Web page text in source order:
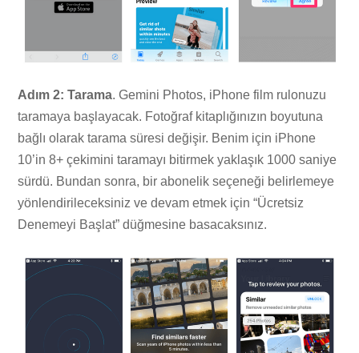
Adım 2: Tarama. Gemini Photos, iPhone film rulonuzu
taramaya başlayacak. Fotoğraf kitaplığınızın boyutuna
bağlı olarak tarama süresi değişir. Benim için iPhone
10’in 8+ çekimini taramayı bitirmek yaklaşık 1000 saniye
sürdü. Bundan sonra, bir abonelik seçeneği belirlemeye
yönlendirileceksiniz ve devam etmek için “Ücretsiz
Denemeyi Başlat” düğmesine basacaksınız.